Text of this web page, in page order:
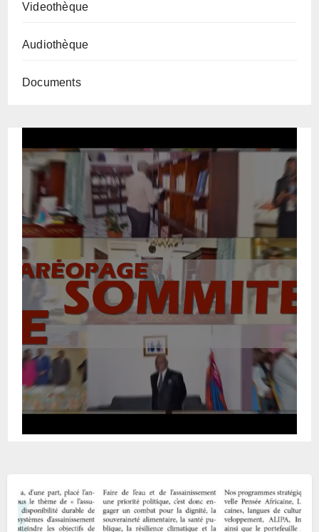
Videothèque
Audiothèque
Documents